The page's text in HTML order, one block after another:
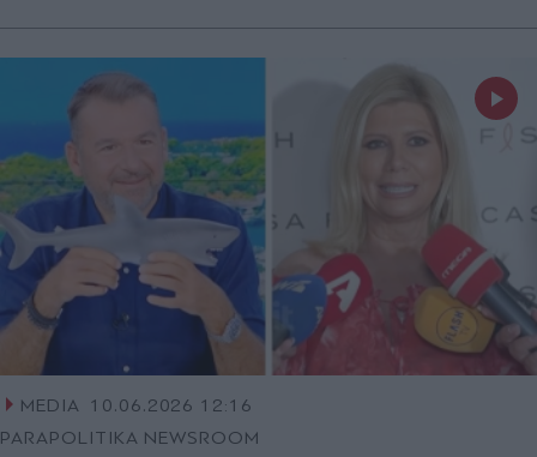
MEDIA 10.06.2026 12:16
PARAPOLITIKA NEWSROOM